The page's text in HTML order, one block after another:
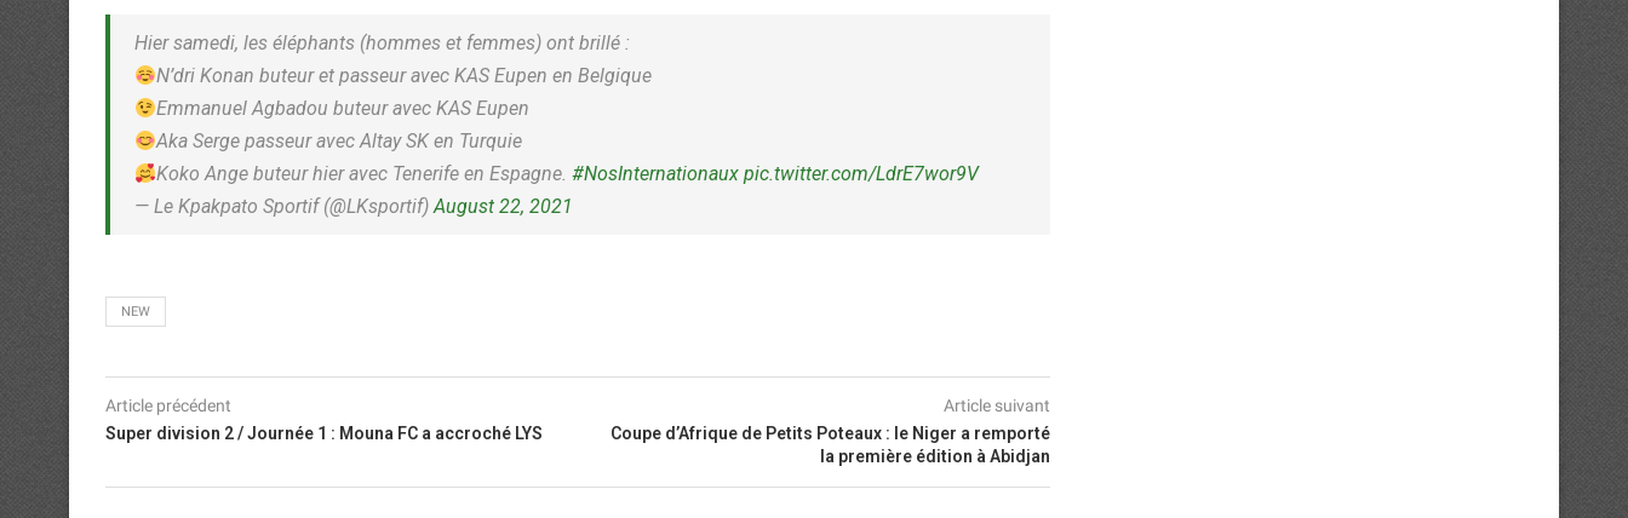
Hier samedi, les éléphants (hommes et femmes) ont brillé :
N’dri Konan buteur et passeur avec KAS Eupen en Belgique
Emmanuel Agbadou buteur avec KAS Eupen
Aka Serge passeur avec Altay SK en Turquie
Koko Ange buteur hier avec Tenerife en Espagne.#NosInternationaux pic.twitter.com/LdrE7wor9V
— Le Kpakpato Sportif (@LKsportif)August 22, 2021
NEW
Article précédent
Super division 2 / Journée 1 : Mouna FC a accroché LYS
Article suivant
Coupe d’Afrique de Petits Poteaux : le Niger a remporté
la première édition à Abidjan